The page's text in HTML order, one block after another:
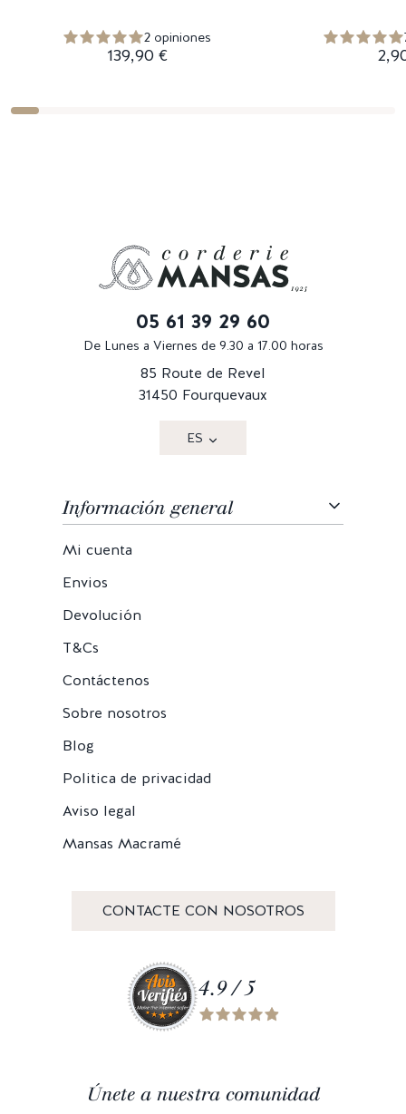
2 opiniones
139,90 €
05 61 39 29 60
De Lunes a Viernes de 9.30 a 17.00 horas
85 Route de Revel
31450 Fourquevaux
ES
Información general
Mi cuenta
Envios
Devolución
T&Cs
Contáctenos
Sobre nosotros
Blog
Politica de privacidad
Aviso legal
Mansas Macramé
CONTACTE CON NOSOTROS
4.9 / 5
Únete a nuestra comunidad